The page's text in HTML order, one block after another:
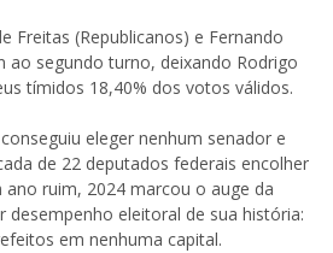
Freitas (Republicanos) e Fernando
ao segundo turno, deixando Rodrigo
tímidos 18,40% dos votos válidos.
eleger nenhum senador e
de 22 deputados federais encolher
ano ruim, 2024 marcou o auge da
desempenho eleitoral de sua história:
em nenhuma capital.